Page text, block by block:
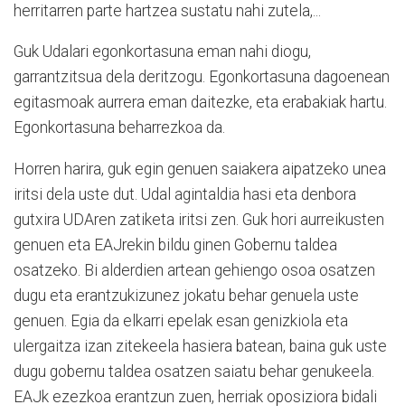
herritarren parte hartzea sustatu nahi zutela,...
Guk Udalari egonkortasuna eman nahi diogu,
garrantzitsua dela deritzogu. Egonkortasuna dagoenean
egitasmoak aurrera eman daitezke, eta erabakiak hartu.
Egonkortasuna beharrezkoa da.
Horren harira, guk egin genuen saiakera aipatzeko unea
iritsi dela uste dut. Udal agintaldia hasi eta denbora
gutxira UDAren zatiketa iritsi zen. Guk hori aurreikusten
genuen eta EAJrekin bildu ginen Gobernu taldea
osatzeko. Bi alderdien artean gehiengo osoa osatzen
dugu eta erantzukizunez jokatu behar genuela uste
genuen. Egia da elkarri epelak esan genizkiola eta
ulergaitza izan zitekeela hasiera batean, baina guk uste
dugu gobernu taldea osatzen saiatu behar genukeela.
EAJk ezezkoa erantzun zuen, herriak oposiziora bidali